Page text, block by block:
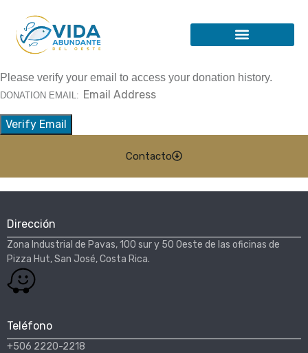
Please verify your email to access your donation history.
DONATION EMAIL:
Contacto
Dirección
Zona Industrial de Pavas, 100 sur y 50 Oeste de las oficinas de
Pizza Hut, San José, Costa Rica.​
Teléfono
+506 2220-2218